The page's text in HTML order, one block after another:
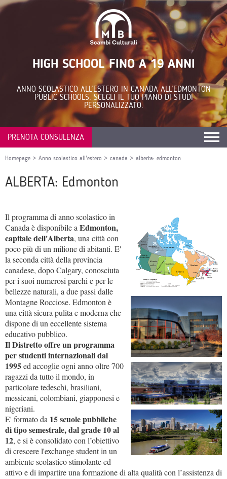
HIGH SCHOOL FINO A 19 ANNI
ANNO SCOLASTICO ALL'ESTERO IN CANADA ALL'EDMONTON
PUBLIC SCHOOLS. SCEGLI IL TUO PIANO DI STUDI
PERSONALIZZATO.
PRENOTA CONSULENZA
Homepage > Anno scolastico all'estero > canada > alberta: edmonton
ALBERTA: Edmonton
Il programma di anno scolastico in
Canada è disponibile a Edmonton,
capitale dell'Alberta, una città con
poco più di un milione di abitanti. E'
la seconda città della provincia
canadese, dopo Calgary, conosciuta
per i suoi numerosi parchi e per le
bellezze naturali, a due passi dalle
Montagne Rocciose. Edmonton è
una città sicura pulita e moderna che
dispone di un eccellente sistema
educativo pubblico.
Il Distretto offre un programma
per studenti internazionali dal
1995ed accoglie ogni anno oltre 700
ragazzi da tutto il mondo, in
particolare tedeschi, brasiliani,
messicani, colombiani, giapponesi e
nigeriani.
E' formato da 15 scuole pubbliche
di tipo semestrale, dal grade 10 al
12, e si è consolidato con l’obiettivo
di crescere l'exchange student in un
ambiente scolastico stimolante ed
attivo e di impartire una formazione di alta qualità con l’assistenza di